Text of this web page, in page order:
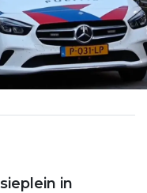
link
in